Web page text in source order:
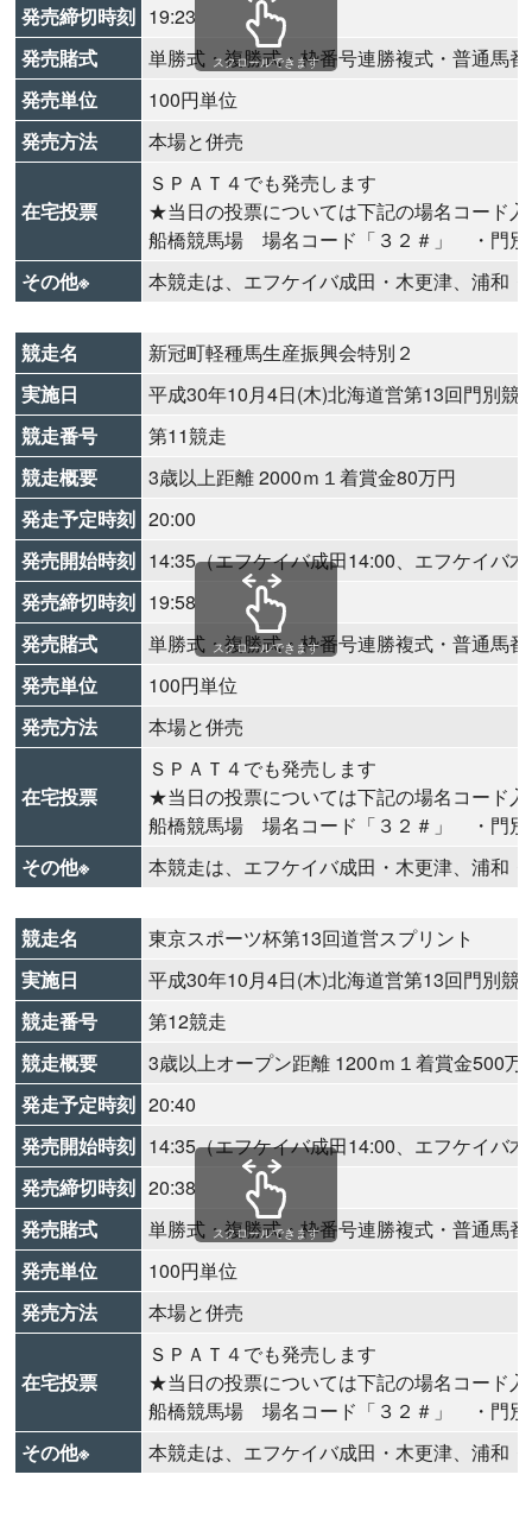
発売締切時刻 19:23
発売賭式
単勝式・複勝式・枠番号連勝複式・普通馬
発売単位
100円単位
発売方法
本場と併売
在宅投票
ＳＰＡＴ４でも発売します
★当日の投票については下記の場名コード
船橋競馬場 場名コード「３２＃」 ・門
その他※
本競走は、エフケイバ成田・木更津、浦和
スクロールできます
競走名
新冠町軽種馬生産振興会特別２
実施日
平成30年10月4日(木)北海道営第13回門別
競走番号
第11競走
競走概要
3歳以上距離 2000ｍ１着賞金80万円
発走予定時刻 20:00
発売開始時刻 14:35（エフケイバ成田14:00、エフケイバ
発売締切時刻 19:58
発売賭式
単勝式・複勝式・枠番号連勝複式・普通馬
発売単位
100円単位
発売方法
本場と併売
在宅投票
ＳＰＡＴ４でも発売します
★当日の投票については下記の場名コード
船橋競馬場 場名コード「３２＃」 ・門
その他※
本競走は、エフケイバ成田・木更津、浦和
スクロールできます
競走名
東京スポーツ杯第13回道営スプリント
実施日
平成30年10月4日(木)北海道営第13回門別
競走番号
第12競走
競走概要
3歳以上オープン距離 1200ｍ１着賞金500万
発走予定時刻 20:40
発売開始時刻 14:35（エフケイバ成田14:00、エフケイバ
発売締切時刻 20:38
発売賭式
単勝式・複勝式・枠番号連勝複式・普通馬
発売単位
100円単位
発売方法
本場と併売
在宅投票
ＳＰＡＴ４でも発売します
★当日の投票については下記の場名コード
船橋競馬場 場名コード「３２＃」 ・門
その他※
本競走は、エフケイバ成田・木更津、浦和
スクロールできます